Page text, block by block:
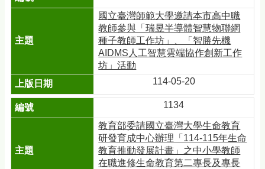
國立臺灣師範大學邀請本市高中職
教師參與「瑞昱半導體智慧物聯網
種子教師工作坊」、「智勝先機
AIDMS人工智慧雲端協作創新工作
坊」活動
114-05-20
1134
教育部委請國立臺灣大學生命教育
研發育成中心辦理「114-115年生命
教育推動發展計畫」之中小學教師
在職進修生命教育第二專長及專長